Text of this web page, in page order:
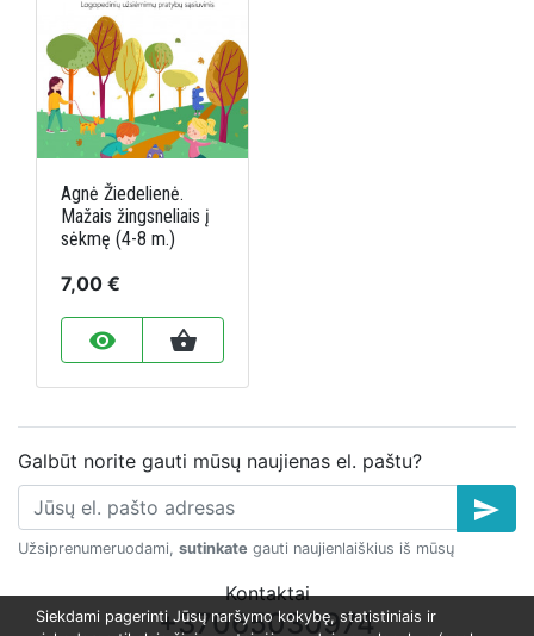
Agnė Žiedelienė.
Mažais žingsneliais į
sėkmę (4-8 m.)
7,00 €
remove_red_eye shopping_basket
Galbūt norite gauti mūsų naujienas el. paštu?
send
Užsiprenumeruodami, sutinkate gauti naujienlaiškius iš mūsų
Kontaktai
+37065030974
Siekdami pagerinti Jūsų naršymo kokybę, statistiniais ir